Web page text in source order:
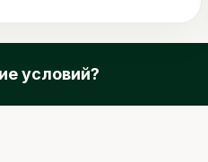
условий?